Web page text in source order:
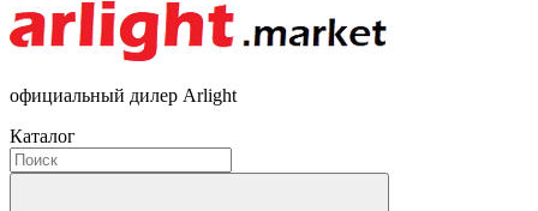
официальный дилер Arlight
Каталог